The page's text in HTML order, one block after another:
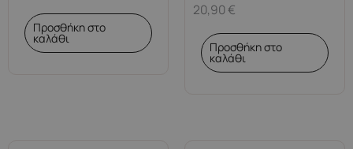
Προσθήκη στο
καλάθι
20,90€
Προσθήκη στο
καλάθι